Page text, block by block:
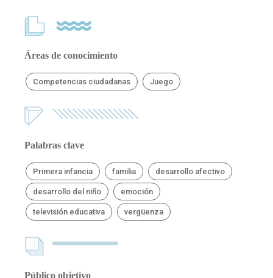
Áreas de conocimiento
Competencias ciudadanas Juego
Palabras clave
Primera infancia familia desarrollo afectivo
desarrollo del niño emoción
televisión educativa vergüenza
Público objetivo